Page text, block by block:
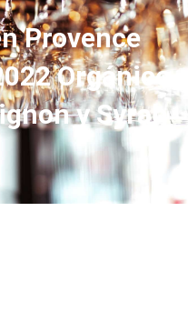
Provence
Orgánico
y Syrah